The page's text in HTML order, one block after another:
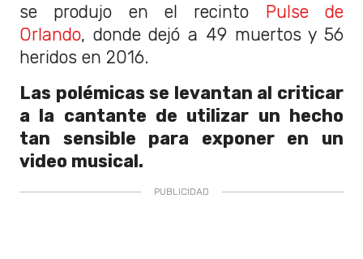
se produjo en el recinto Pulse de
Orlando, donde dejó a 49 muertos y 56
heridos en 2016.
Las polémicas se levantan al criticar
a la cantante de utilizar un hecho
tan sensible para exponer en un
video musical.